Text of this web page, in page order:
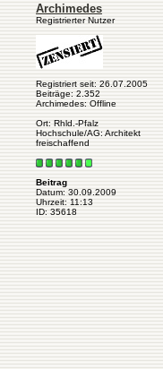
Archimedes
Registrierter Nutzer
Registriert seit: 26.07.2005
Beiträge: 2.352
Archimedes: Offline
Ort: Rhld.-Pfalz
Hochschule/AG: Architekt
freischaffend
Beitrag
Datum: 30.09.2009
Uhrzeit: 11:13
ID: 35618